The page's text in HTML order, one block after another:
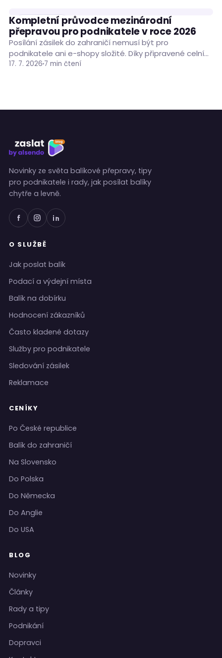
PODNIKÁNÍ
Kompletní průvodce mezinárodní
přepravou pro podnikatele v roce 2026
Posílání zásilek do zahraničí nemusí být pro
podnikatele ani e-shopy složité. Díky připravené celní
dokumentaci, vhodně zvolenému dopravci a nástroji
17. 7. 2026 7 min čtení
Novinky ze světa balíkové přepravy, tipy
pro podnikatele i rady, jak posílat balíky
chytře a levně.
O SLUŽBĚ
Jak poslat balík
Podací a výdejní místa
Balík na dobírku
Hodnocení zákazníků
Často kladené dotazy
Služby pro podnikatele
Sledování zásilek
Reklamace
CENÍKY
Po České republice
Balík do zahraničí
Na Slovensko
Do Polska
Do Německa
Do Anglie
Do USA
BLOG
Novinky
Články
Rady a tipy
Podnikání
Dopravci